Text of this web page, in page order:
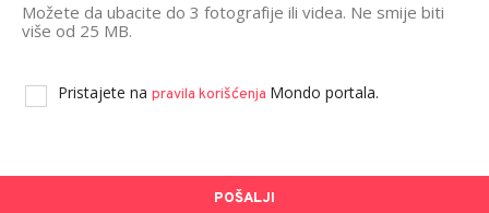
Možete da ubacite do 3 fotografije ili videa. Ne smije biti
više od 25 MB.
Pristajete na pravila korišćenja Mondo portala.
POŠALJI